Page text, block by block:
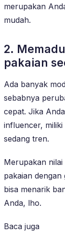
merupakan
mudah.
2.
pakaian
Ada banyak
sebabnya
cepat. Jika
influencer,
sedang tren.
Merupakan
pakaian
bisa menarik
Anda, lho.
Baca juga